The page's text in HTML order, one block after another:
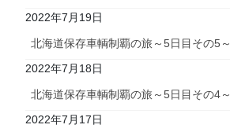
2022年7月19日
北海道保存車輌制覇の旅～5日目その5～
2022年7月18日
北海道保存車輌制覇の旅～5日目その4～
2022年7月17日